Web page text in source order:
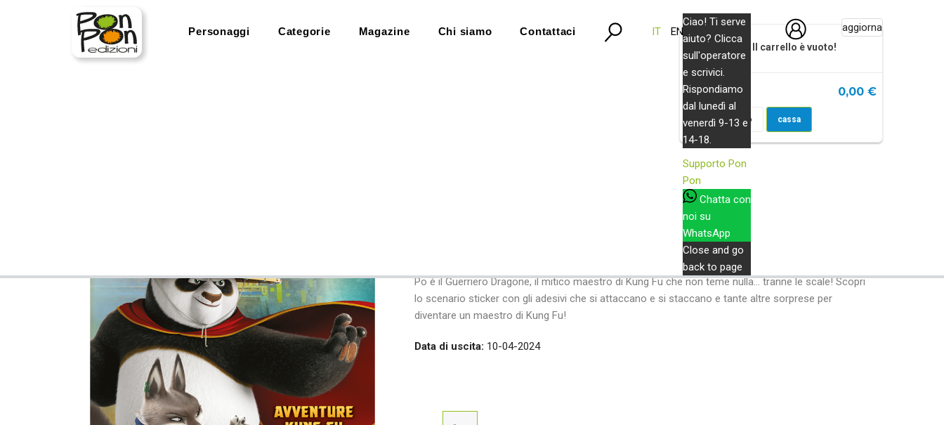
Personaggi Categorie Magazine Chi siamo Contattaci IT EN
0
Il carrello è vuoto!
Prodotto
aggiorna
Totale : 0,00 €
Vai al carrello cassa
Ciao! Ti serve
aiuto? Clicca
sull'operatore
e scrivici.
Rispondiamo
dal lunedì al
venerdì 9-13 e
14-18.
Supporto Pon
Pon
Chatta con
noi su
WhatsApp
Close and go
back to page
Scenari sticker. Kung Fu Panda 4.
Po è il Guerriero Dragone, il mitico maestro di Kung Fu che non teme nulla... tranne le scale! Scopri
lo scenario sticker con gli adesivi che si attaccano e si staccano e tante altre sorprese per
diventare un maestro di Kung Fu!
Data di uscita: 10-04-2024